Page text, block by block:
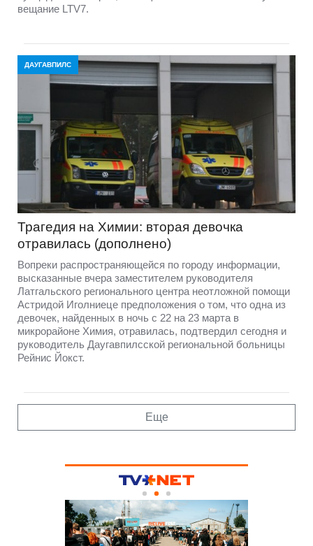
вещание LTV7.
ДАУГАВПИЛС
Трагедия на Химии: вторая девочка
отравилась (дополнено)
Вопреки распространяющейся по городу информации,
высказанные вчера заместителем руководителя
Латгальского регионального центра неотложной помощи
Астридой Иголниеце предположения о том, что одна из
девочек, найденных в ночь с 22 на 23 марта в
микрорайоне Химия, отравилась, подтвердил сегодня и
руководитель Даугавпилсской региональной больницы
Рейнис Йокст.
Еще